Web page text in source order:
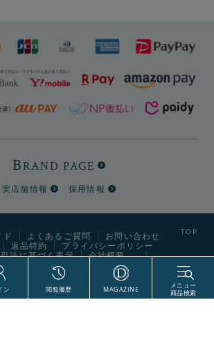
BRAND PAGE
実店舗情報 採用情報
ド よくあるご質問
お問い合わせ
返品特約
プライバシーポリシー
法に基づく表示
会社概要
Labels CO., Ltd. All Right Reserved.